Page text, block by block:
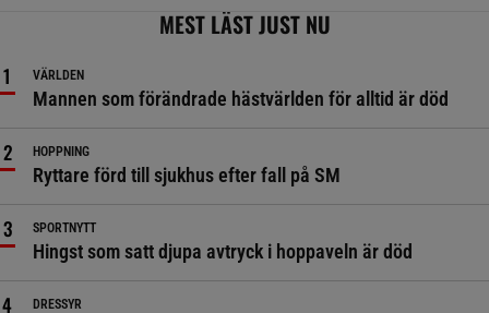
MEST LÄST JUST NU
VÄRLDEN
Mannen som förändrade hästvärlden för alltid är död
HOPPNING
Ryttare förd till sjukhus efter fall på SM
SPORTNYTT
Hingst som satt djupa avtryck i hoppaveln är död
DRESSYR